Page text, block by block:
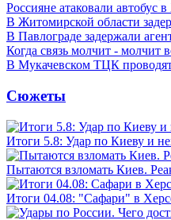
Россияне атаковали автобус
В Житомирской области
В Павлограде задержали
Когда связь молчит - молчит
В Мукачевском ТЦК
Сюжеты
Итоги 5.8: Удар по Киеву и
Пытаются взломать Киев.
Итоги 04.08: "Сафари" в